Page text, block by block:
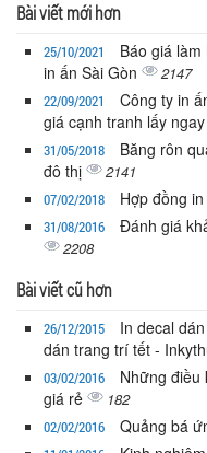
Bài viết mới hơn
25/10/2021
Báo giá
in ấn Sài Gòn
2147
22/09/2021
Công ty in
giá cạnh tranh lấy ngay
31/05/2018
Băng rôn
đô thị
2141
07/02/2018 Hợp đồng
31/08/2016 Đánh giá
2208
Bài viết cũ hơn
26/12/2015
In decal
dán trang trí tết -
03/02/2016
Những điều
giá rẻ
182
02/02/2016 Quảng bá